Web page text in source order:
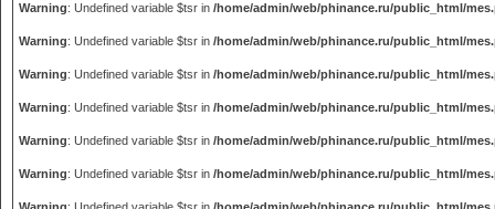
Warning: Undefined variable $tsr in /home/admin/web/phinance.ru/public_html/
Warning: Undefined variable $tsr in /home/admin/web/phinance.ru/public_html/
Warning: Undefined variable $tsr in /home/admin/web/phinance.ru/public_html/
Warning: Undefined variable $tsr in /home/admin/web/phinance.ru/public_html/
Warning: Undefined variable $tsr in /home/admin/web/phinance.ru/public_html/
Warning: Undefined variable $tsr in /home/admin/web/phinance.ru/public_html/